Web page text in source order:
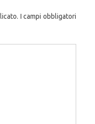
I campi obbligatori